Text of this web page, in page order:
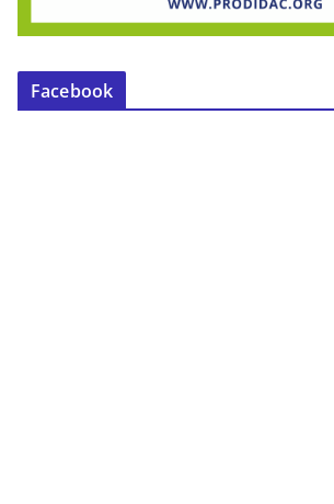
Facebook